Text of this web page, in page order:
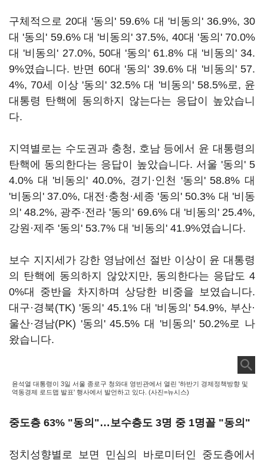
구체적으로 20대 '동의' 59.6% 대 '비동의' 36.9%, 30
대 '동의' 59.6% 대 '비동의' 37.5%, 40대 '동의' 70.0%
대 '비동의' 27.0%, 50대 '동의' 61.8% 대 '비동의' 34.
9%였습니다. 반면 60대 '동의' 39.6% 대 '비동의' 57.
4%, 70세 이상 '동의' 32.5% 대 '비동의' 58.5%로, 윤
대통령 탄핵에 동의하지 않는다는 응답이 높았습니
다.
지역별로는 수도권과 충청, 호남 등에서 윤 대통령의
탄핵에 동의한다는 응답이 높았습니다. 서울 '동의' 5
4.0% 대 '비동의' 40.0%, 경기·인천 '동의' 58.8% 대
'비동의' 37.0%, 대전·충청·세종 '동의' 50.3% 대 '비동
의' 48.2%, 광주·전라 '동의' 69.6% 대 '비동의' 25.4%,
강원·제주 '동의' 53.7% 대 '비동의' 41.9%였습니다.
보수 지지세가 강한 영남에선 절반 이상이 윤 대통령
의 탄핵에 동의하지 않았지만, 동의한다는 응답도 4
0%대 중반을 차지하며 상당한 비중을 보였습니다.
대구·경북(TK) '동의' 45.1% 대 '비동의' 54.9%, 부산·
울산·경남(PK) '동의' 45.5% 대 '비동의' 50.2%로 나
왔습니다.
윤석열 대통령이 3일 서울 종로구 청와대 영빈관에서 열린 '하반기 경제정책방향 및
역동경제 로드맵 발표' 행사에서 발언하고 있다. (사진=뉴시스)
중도층 63% "동의"…보수층도 3명 중 1명꼴 "동의"
정치성향별로 보면 민심의 바로미터인 중도층에서